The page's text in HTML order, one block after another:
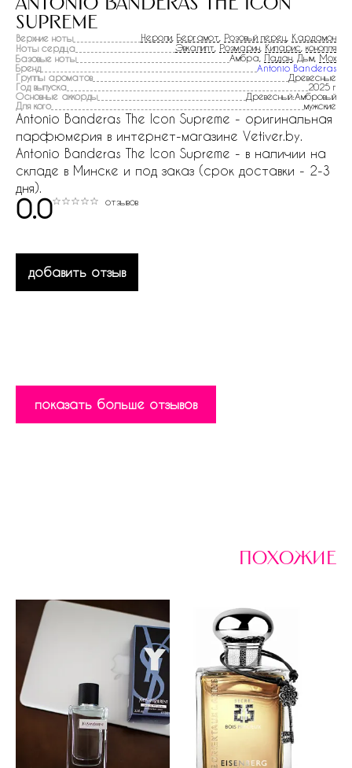
antonio banderas the icon
supreme
Верхние ноты Нероли Бергамот Розовый перец Кардамон
Ноты сердца
Эвкалипт Розмарин Кипарис конопля
Базовые ноты
Амбра, Ладан , Дым, Мох
Бренд
Antonio Banderas
Группы ароматов
Древесные
Год выпуска
2025 г
Основные аккорды
Древесный:Амбровый
Для кого
мужские
Antonio Banderas The Icon Supreme - оригинальная
парфюмерия в интернет-магазине Vetiver.by.
Antonio Banderas The Icon Supreme - в наличии на
складе в Минске и под заказ (срок доставки - 2-3
дня).
0.0 отзывов
добавить отзыв
показать больше отзывов
похожие